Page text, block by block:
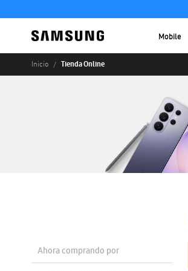
Mobile
Inicio Tienda Online
Ahora comprando por